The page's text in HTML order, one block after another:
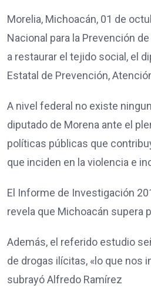
Morelia, Michoacán, 01 de
Nacional para la Prevención
a restaurar el tejido social, el
Estatal de Prevención,
A nivel federal no existe
diputado de Morena ante el
políticas públicas que
que inciden en la violencia e
El Informe de Investigación
revela que Michoacán supera
Además, el referido estudio
de drogas ilícitas, «lo que nos
subrayó Alfredo Ramírez